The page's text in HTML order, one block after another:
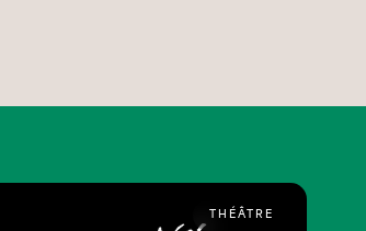
THÉÂTRE